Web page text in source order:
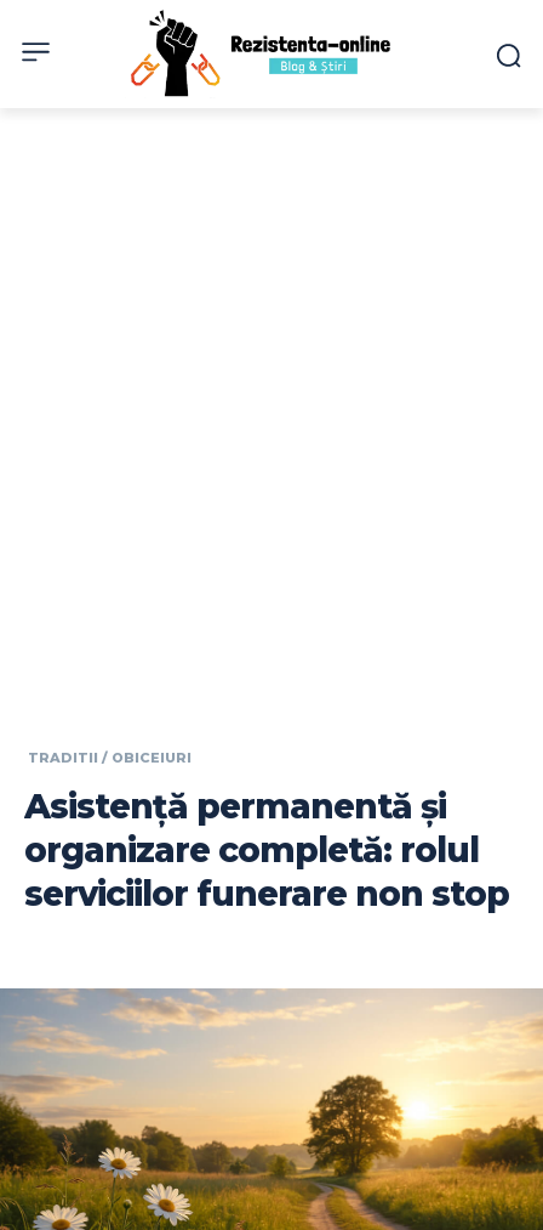
TRADITII / OBICEIURI
Asistență permanentă și
organizare completă: rolul
serviciilor funerare non stop